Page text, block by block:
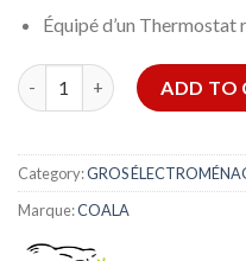
Équipé d’un Thermostat
Réchaud électrique en inox
ADD TO
Category:GROS
Marque:COALA